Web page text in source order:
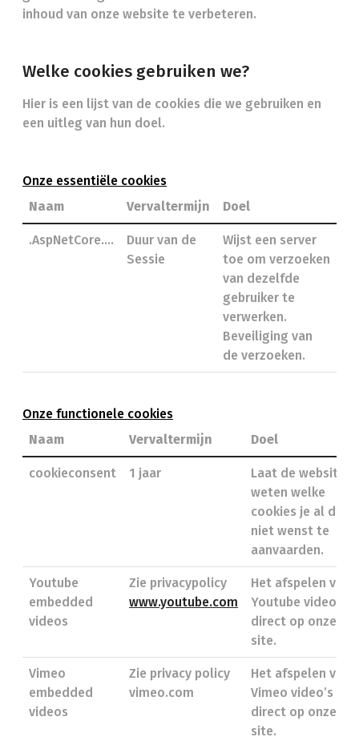
inhoud van onze website te verbeteren.
Welke cookies gebruiken we?
Hier is een lijst van de cookies die we gebruiken en
een uitleg van hun doel.
Onze essentiële cookies
Naam
Vervaltermijn Doel
.AspNetCore….
Duur van de
Sessie
Wijst een server
toe om verzoeken
van dezelfde
gebruiker te
verwerken.
Beveiliging van
de verzoeken.
Onze functionele cookies
Naam
Vervaltermijn Doel
cookieconsent 1 jaar
Laat de website
weten welke
cookies je al dan
niet wenst te
aanvaarden.
Youtube
embedded
videos
Zie privacypolicy
www.youtube.com
Het afspelen van
Youtube video’s
direct op onze
site.
Vimeo
embedded
videos
Zie privacy policy
vimeo.com
Het afspelen van
Vimeo video’s
direct op onze
site.